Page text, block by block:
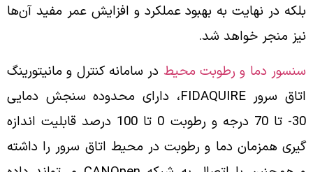
بلکه در نهایت به بهبود عملکرد و افزایش عمر مفید آن‌ها
نیز منجر خواهد شد.
سنسور دما و رطوبت محیط در سامانه کنترل و مانیتورینگ
اتاق سرور FIDAQUIRE، دارای محدوده سنجش دمایی
30- تا 70 درجه و رطوبت 0 تا 100 درصد قابلیت اندازه
گیری همزمان دما و رطوبت در محیط اتاق سرور را داشته